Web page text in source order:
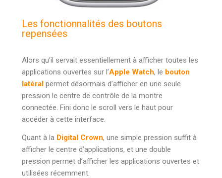
Les fonctionnalités des boutons
repensées
Alors qu’il servait essentiellement à afficher toutes les
applications ouvertes sur l’Apple Watch, le bouton
latéralpermet désormais d’afficher en une seule
pression le centre de contrôle de la montre
connectée. Fini donc le scroll vers le haut pour
accéder à cette interface.
Quant à la Digital Crown, une simple pression suffit à
afficher le centre d’applications, et une double
pression permet d’afficher les applications ouvertes et
utilisées récemment.